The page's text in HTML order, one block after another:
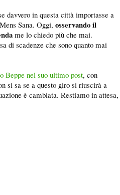
davvero in questa città importasse a
Sana. Oggi, osservando il
me lo chiedo più che mai.
di scadenze che sono quanto mai
Beppe nel suo ultimo post, con
si sa se a questo giro si riuscirà a
è cambiata. Restiamo in attesa,